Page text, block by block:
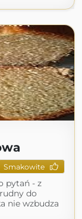
Smakowite
pytań - z
do
nie wzbudza